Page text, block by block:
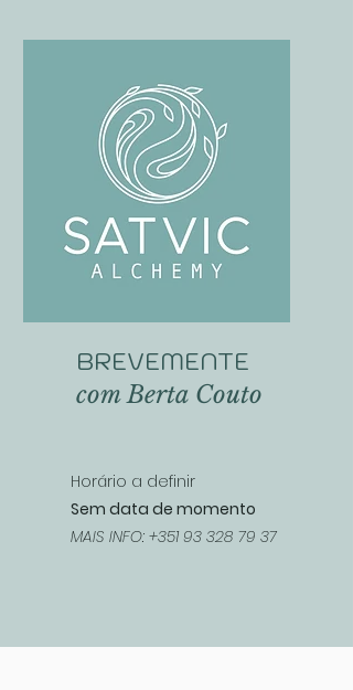
BREVEMENTE
com Berta Couto
Horário a definir
Sem data de momento
MAIS INFO: +351 93 328 79 37